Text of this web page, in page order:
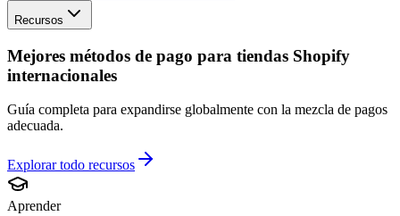
Recursos
Mejores métodos de pago para tiendas Shopify
internacionales
Guía completa para expandirse globalmente con la mezcla de pagos
adecuada.
Explorar todo recursos
Aprender